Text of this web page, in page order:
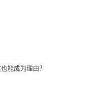
能成为理由？